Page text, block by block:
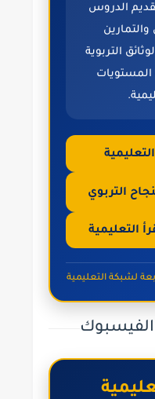
الدروس
التربوية
التربوي
التعليمية
لشبكة التعليمية